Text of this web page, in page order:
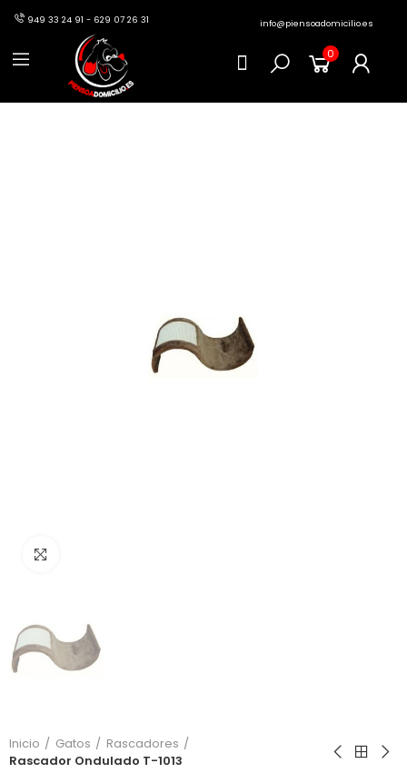
949 33 24 91 - 629 07 26 31 info@piensoadomicilio.es
0
Inicio Gatos
Rascadores
Rascador Ondulado T-1013